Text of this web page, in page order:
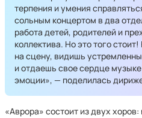
терпения и умения
сольным концертом в два
работа детей, родителей и
коллектива. Но это того
на сцену, видишь
и отдаешь свое сердце
эмоции», — поделилась
«Аврора» состоит из двух